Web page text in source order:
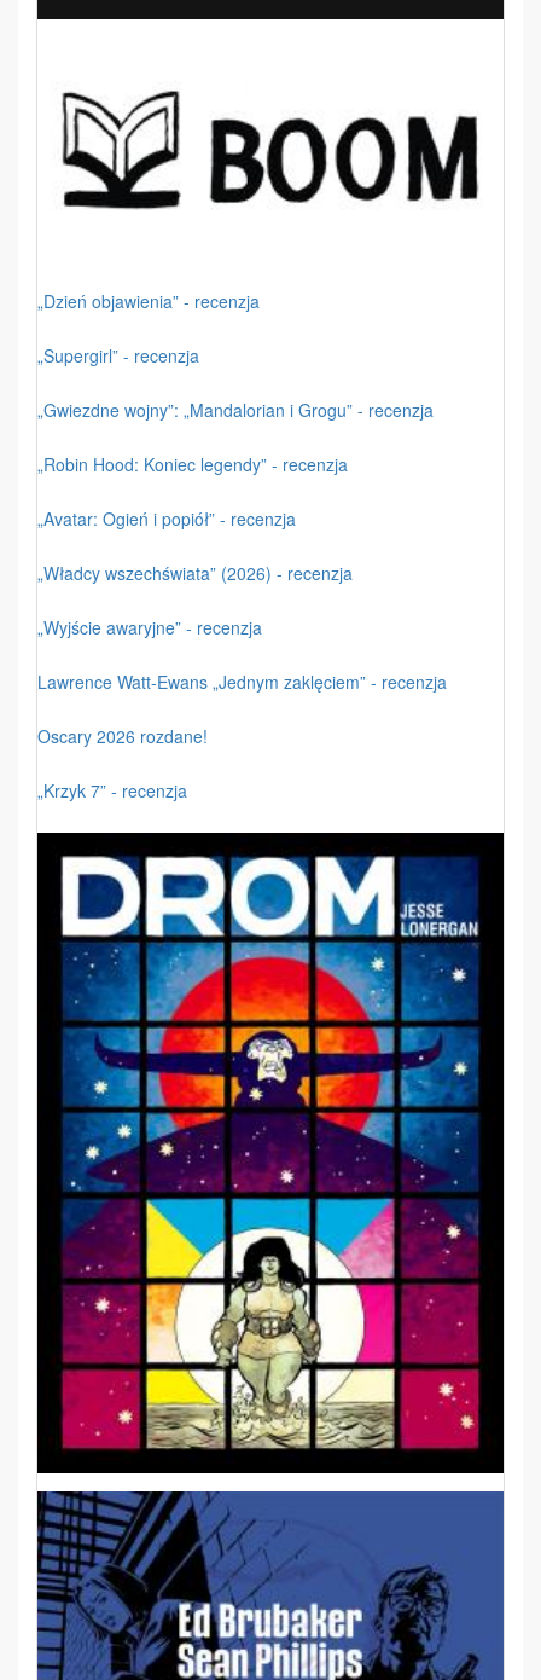
„Dzień objawienia” - recenzja
„Supergirl” - recenzja
„Gwiezdne wojny”: „Mandalorian i Grogu” - recenzja
„Robin Hood: Koniec legendy” - recenzja
„Avatar: Ogień i popiół” - recenzja
„Władcy wszechświata” (2026) - recenzja
„Wyjście awaryjne” - recenzja
Lawrence Watt-Ewans „Jednym zaklęciem” - recenzja
Oscary 2026 rozdane!
„Krzyk 7” - recenzja